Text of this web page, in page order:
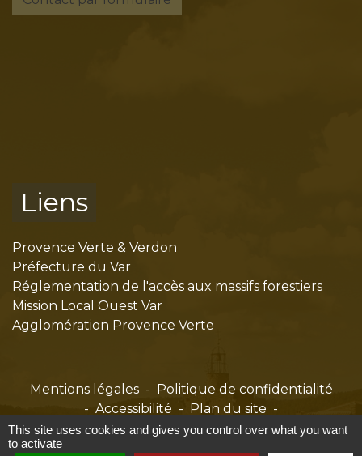
Liens
Provence Verte & Verdon
Préfecture du Var
Réglementation de l'accès aux massifs forestiers
Mission Local Ouest Var
Agglomération Provence Verte
Mentions légales - Politique de confidentialité
- Accessibilité - Plan du site -
Gestion des cookies
This site uses cookies and gives you control over what you want
to activate